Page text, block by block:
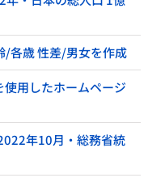
/各歳 性差/男女を作成
用したホームページ
年10月・総務省統